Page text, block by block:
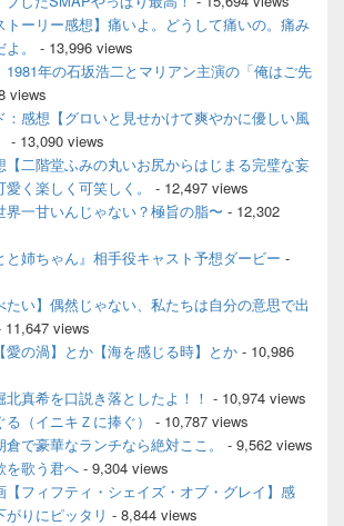
トーリー感想】痛いよ。どうして痛いの。痛み
。
- 13,996 views
1981年の石坂浩二とマリアン主演の「俺はご先
views
：感想【グロいと見せかけて爽やかに優しい風
- 13,090 views
【二階堂ふみの丸いお尻からはじまる完璧な妄
く楽しく可笑しく。
- 12,497 views
界一甘いんじゃない？極旨の脂〜 - 12,302
と姉ちゃん』相手役キャスト予想ダービー -
たい】偶然じゃない、私たちは自分の意思で出
11,647 views
愛の渦】とか【海を感じる時】とか - 10,986
真希を口説き落としたよ！！ - 10,974 views
（イニキＺに捧ぐ）
- 10,787 views
で豪華なランチなら絶対ここ。
- 9,562 views
を歌う君へ - 9,304 views
【フィフティ・シェイズ・オブ・グレイ】感
りにピッタリ - 8,844 views